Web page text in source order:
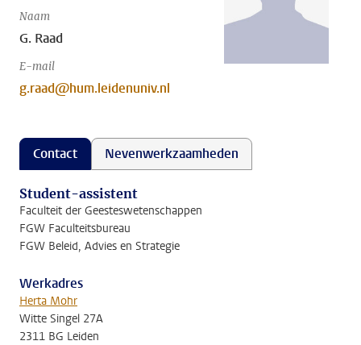
Naam
G. Raad
E-mail
g.raad@hum.leidenuniv.nl
Contact Nevenwerkzaamheden
Student-assistent
Faculteit der Geesteswetenschappen
FGW Faculteitsbureau
FGW Beleid, Advies en Strategie
Werkadres
Herta Mohr
Witte Singel 27A
2311 BG Leiden